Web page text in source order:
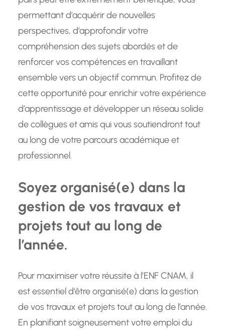
permettant d’acquérir de nouvelles
perspectives, d’approfondir votre
compréhension des sujets abordés et de
renforcer vos compétences en travaillant
ensemble vers un objectif commun. Profitez de
cette opportunité pour enrichir votre expérience
d’apprentissage et développer un réseau solide
de collègues et amis qui vous soutiendront tout
au long de votre parcours académique et
professionnel.
Soyez organisé(e) dans la
gestion de vos travaux et
projets tout au long de
l’année.
Pour maximiser votre réussite à l’ENF CNAM, il
est essentiel d’être organisé(e) dans la gestion
de vos travaux et projets tout au long de l’année.
En planifiant soigneusement votre emploi du